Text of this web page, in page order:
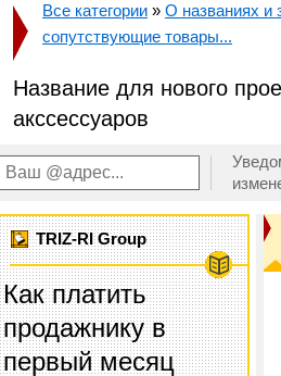
Все категории » О названиях и
сопутствующие товары...
Название для нового
акссессуаров
TRIZ-RI Group
Как платить
продажнику в
первый месяц